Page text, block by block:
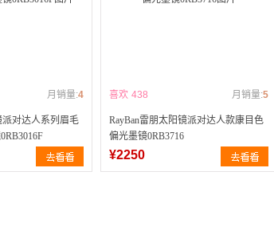
月销量:4
派对达人系列眉毛
喜欢 438 月销量:5
RayBan雷朋太阳镜派对达人款康目色
偏光墨镜0RB3716
¥2250